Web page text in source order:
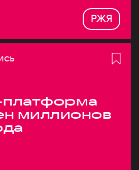
РЖЯ
миллионов